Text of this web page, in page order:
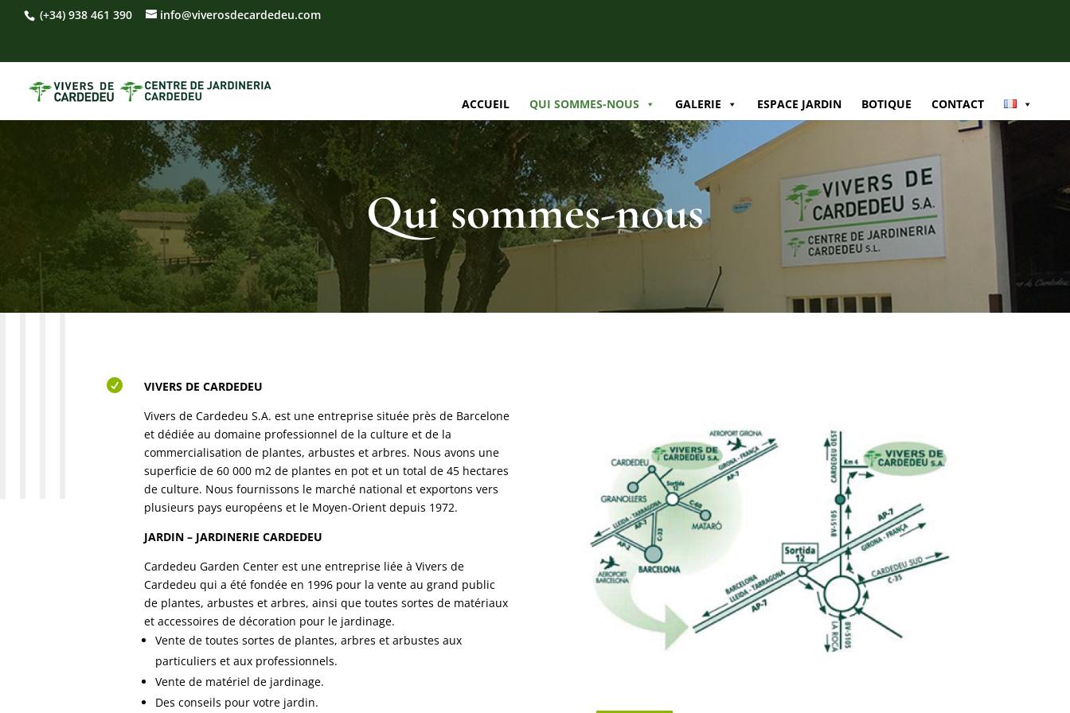
(+34) 938 461 390 info@viverosdecardedeu.com
ACCUEIL QUI SOMMES-NOUS GALERIE ESPACE JARDIN BOTIQUE CONTACT
Qui sommes-nous

VIVERS DE CARDEDEU
Vivers de Cardedeu S.A. est une entreprise située près de Barcelone
et dédiée au domaine professionnel de la culture et de la
commercialisation de plantes, arbustes et arbres. Nous avons une
superficie de 60 000 m2 de plantes en pot et un total de 45 hectares
de culture. Nous fournissons le marché national et exportons vers
plusieurs pays européens et le Moyen-Orient depuis 1972.
JARDIN – JARDINERIE CARDEDEU
Cardedeu Garden Center est une entreprise liée à Vivers de
Cardedeu qui a été fondée en 1996 pour la vente au grand public
de plantes, arbustes et arbres, ainsi que toutes sortes de matériaux
et accessoires de décoration pour le jardinage.
Vente de toutes sortes de plantes, arbres et arbustes aux
particuliers et aux professionnels.
Vente de matériel de jardinage.
Des conseils pour votre jardin.